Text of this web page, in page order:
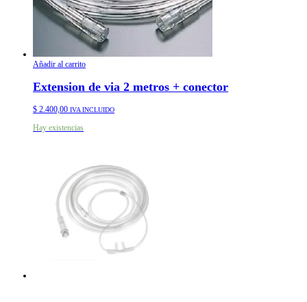
Añadir al carrito
Extension de via 2 metros + conector
$ 2.400,00 IVA INCLUIDO
Hay existencias